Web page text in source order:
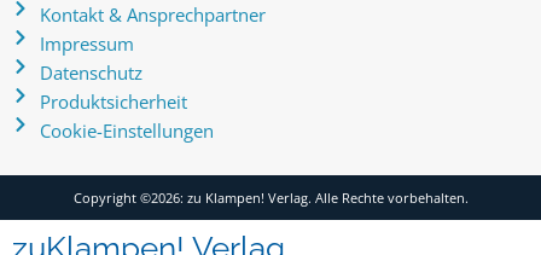
Kontakt & Ansprechpartner
Impressum
Datenschutz
Produktsicherheit
Cookie-Einstellungen
Copyright ©2026: zu Klampen! Verlag. Alle Rechte vorbehalten.